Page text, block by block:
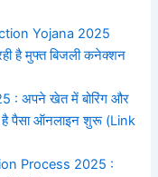
Yojana 2025
है मुफ्त बिजली कनेक्शन
: अपने खेत में बोरिंग और
है पैसा ऑनलाइन शुरू (Link
Process 2025 :